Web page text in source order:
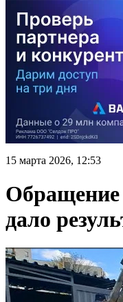
15 марта 2026, 12:53
Обращение
дало